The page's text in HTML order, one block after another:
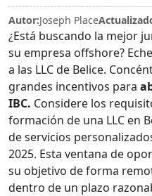
Autor:Joseph Place
¿Está buscando la mejor
su empresa offshore?
a las LLC de Belice.
grandes incentivos para
IBC. Considere los
formación de una LLC en
de servicios
2025. Esta ventana de
su objetivo de forma
dentro de un plazo